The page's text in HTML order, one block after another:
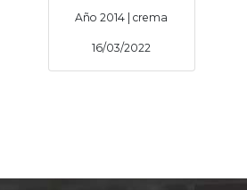
Año 2014 | crema
16/03/2022